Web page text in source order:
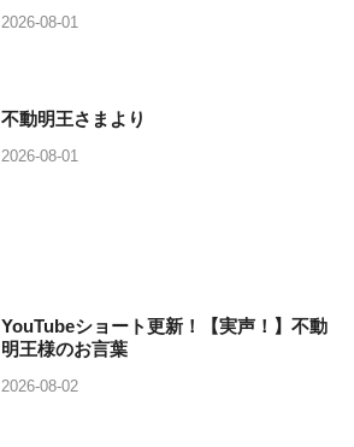
2026-08-01
不動明王さまより
2026-08-01
YouTubeショート更新！【実声！】不動
明王様のお言葉
2026-08-02